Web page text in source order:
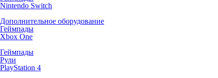
Nintendo Switch
Дополнительное оборудование
Геймпады
Xbox One
Геймпады
Рули
PlayStation 4